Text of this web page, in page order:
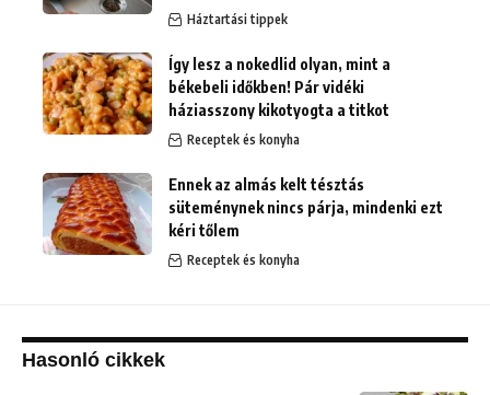
Háztartási tippek
Így lesz a nokedlid olyan, mint a
békebeli időkben! Pár vidéki
háziasszony kikotyogta a titkot
Receptek és konyha
Ennek az almás kelt tésztás
süteménynek nincs párja, mindenki ezt
kéri tőlem
Receptek és konyha
Hasonló cikkek